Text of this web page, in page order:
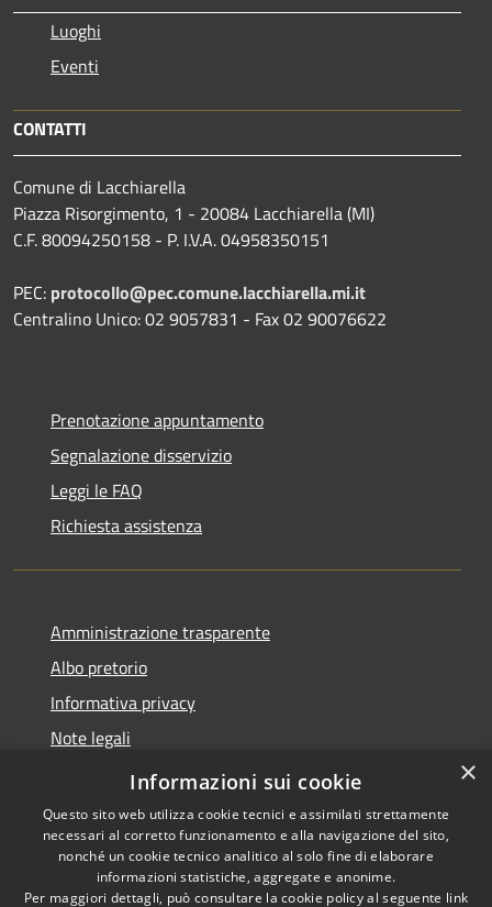
Luoghi
Eventi
CONTATTI
Comune di Lacchiarella
Piazza Risorgimento, 1 - 20084 Lacchiarella (MI)
C.F. 80094250158 - P. I.V.A. 04958350151
PEC: protocollo@pec.comune.lacchiarella.mi.it
Centralino Unico: 02 9057831 - Fax 02 90076622
Prenotazione appuntamento
Segnalazione disservizio
Leggi le FAQ
Richiesta assistenza
Amministrazione trasparente
Albo pretorio
Informativa privacy
Note legali
Dichiarazione di accessibilità
Copyright © 2026 • Comune di
×
Informazioni sui cookie
Questo sito web utilizza cookie tecnici e assimilati strettamente
necessari al corretto funzionamento e alla navigazione del sito,
nonché un cookie tecnico analitico al solo fine di elaborare
informazioni statistiche, aggregate e anonime.
Per maggiori dettagli, può consultare la cookie policy al seguente link